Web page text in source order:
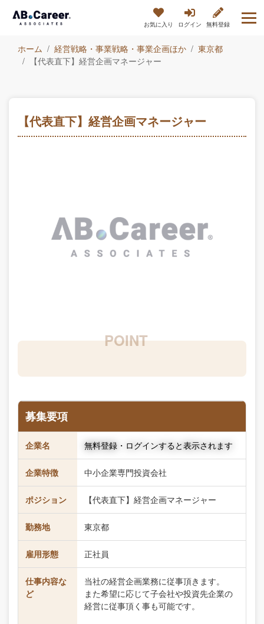
お気に入り ログイン 無料登録
ホーム 経営戦略・事業戦略・事業企画ほか
東京都
【代表直下】経営企画マネージャー
【代表直下】経営企画マネージャー
募集要項
企業名 無料登録・ログインすると表示されます
企業特徴 中小企業専門投資会社
ポジション 【代表直下】経営企画マネージャー
勤務地 東京都
雇用形態 正社員
仕事内容な
ど
当社の経営企画業務に従事頂きます。
また希望に応じて子会社や投資先企業の
経営に従事頂く事も可能です。